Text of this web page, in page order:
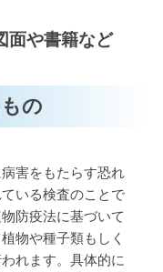
面や書籍など
の
害をもたらす恐れ
いる検査のことで
防疫法に基づいて
物や種子類もしく
れます。具体的に